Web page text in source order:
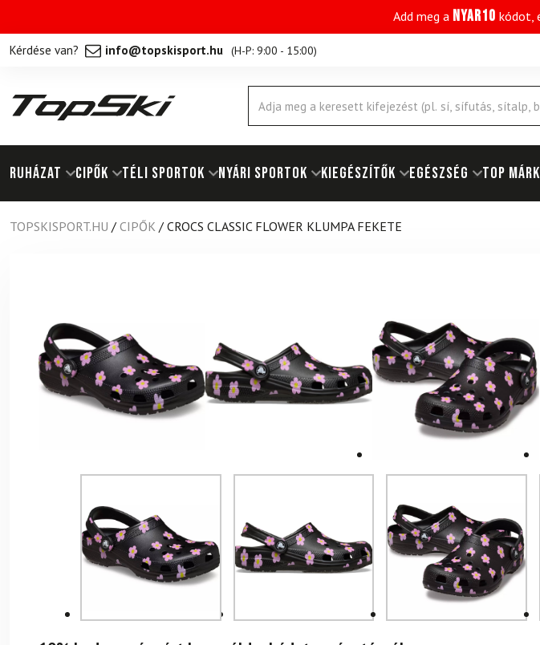
Add meg a NYAR10 kódot,
Kérdése van? info@topskisport.hu (H-P: 9:00 - 15:00)
Products
search
RUHÁZAT Cipők TÉLI SPORTOK NYÁRI SPORTOK KIEGÉSZÍTŐK EGÉSZSÉG Top
TOPSKISPORT.HU / CIPŐK / CROCS CLASSIC FLOWER KLUMPA FEKETE